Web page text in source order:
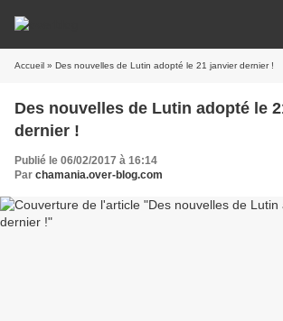
Accueil » Des nouvelles de Lutin adopté le 21 janvier dernier !
Des nouvelles de Lutin adopté le
dernier !
Publié le 06/02/2017 à 16:14
Par chamania.over-blog.com